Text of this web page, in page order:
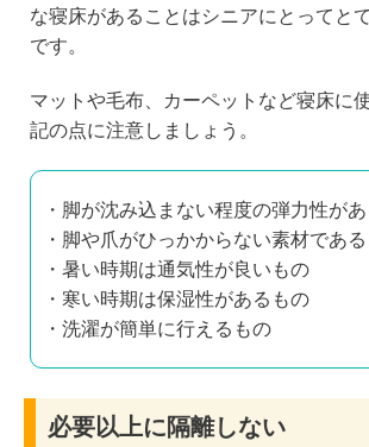
な寝床があることはシニアにとってと
です。
マットや毛布、カーペットなど寝床に
記の点に注意しましょう。
・脚が沈み込まない程度の弾力性が
・脚や爪がひっかからない素材である
・暑い時期は通気性が良いもの
・寒い時期は保湿性があるもの
・洗濯が簡単に行えるもの
必要以上に隔離しない